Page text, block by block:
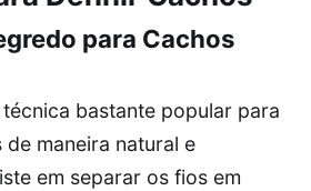
para Cachos
bastante popular para
maneira natural e
em separar os fios em